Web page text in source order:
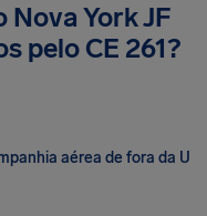
Nova York JF
pelo CE 261?
aérea de fora da UE